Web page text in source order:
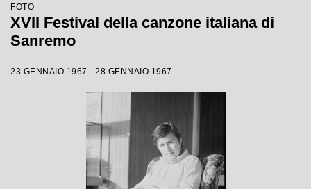
FOTO
XVII Festival della canzone italiana di
Sanremo
23 GENNAIO 1967 - 28 GENNAIO 1967